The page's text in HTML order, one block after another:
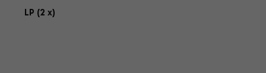
LP (2 x)